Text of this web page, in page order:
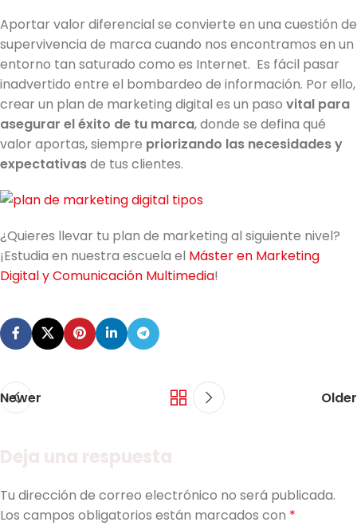
Aportar valor diferencial se convierte en una cuestión de
supervivencia de marca cuando nos encontramos en un
entorno tan saturado como es Internet. Es fácil pasar
inadvertido entre el bombardeo de información. Por ello,
crear un plan de marketing digital es un paso vital para
asegurar el éxito de tu marca, donde se defina qué
valor aportas, siempre priorizando las necesidades y
expectativasde tus clientes.
¿Quieres llevar tu plan de marketing al siguiente nivel?
¡Estudia en nuestra escuela el Máster en Marketing
Digital y Comunicación Multimedia!
Newer Older
Tu dirección de correo electrónico no será publicada.
Los campos obligatorios están marcados con *